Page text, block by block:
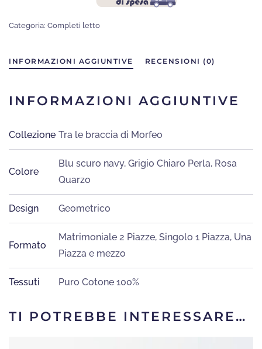
Categoria: Completi letto
INFORMAZIONI AGGIUNTIVE RECENSIONI (0)
INFORMAZIONI AGGIUNTIVE
Collezione Tra le braccia di Morfeo
Colore
Blu scuro navy, Grigio Chiaro Perla, Rosa
Quarzo
Design Geometrico
Formato
Matrimoniale 2 Piazze, Singolo 1 Piazza, Una
Piazza e mezzo
Tessuti Puro Cotone 100%
TI POTREBBE INTERESSARE…